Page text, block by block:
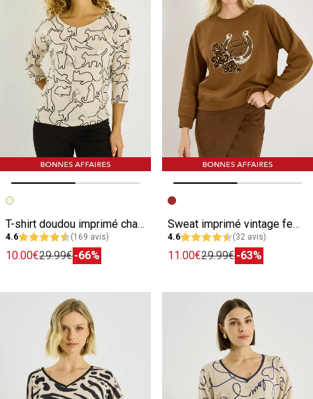
Image précédente
Image suivante
T-shirt doudou imprimé chat femme
4.6 (169 avis)
10.00€29.99€-66%
Image précédente
Image suivante
Sweat imprimé vintage femme
4.6 (32 avis)
11.00€29.99€-63%